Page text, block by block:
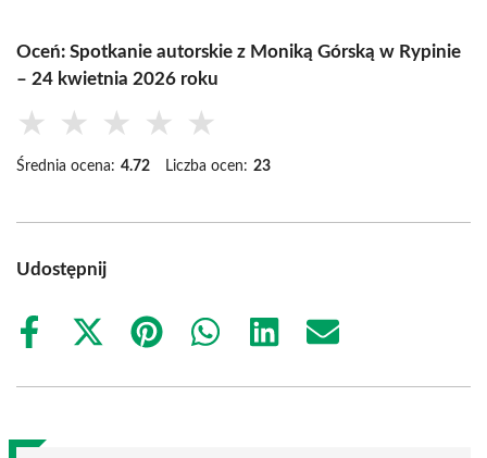
Oceń: Spotkanie autorskie z Moniką Górską w Rypinie
– 24 kwietnia 2026 roku
★ ★ ★ ★ ★
Średnia ocena: 4.72 Liczba ocen: 23
Udostępnij
Share
Share
(Twitter)
Share
Share
Share
Share